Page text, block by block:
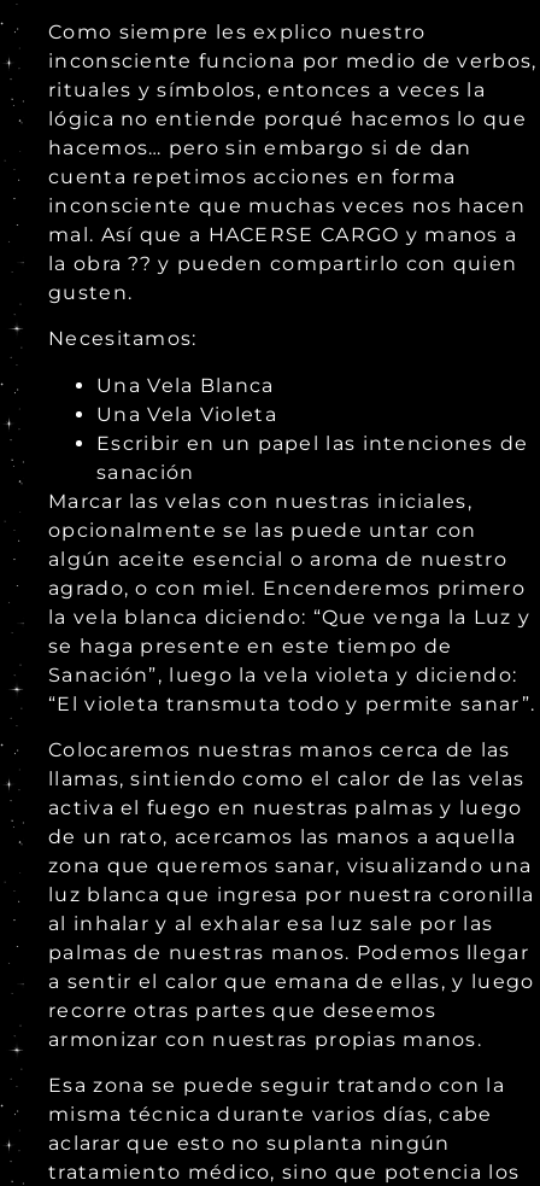
Como siempre les explico nuestro
inconsciente funciona por medio de verbos,
rituales y símbolos, entonces a veces la
lógica no entiende porqué hacemos lo que
hacemos… pero sin embargo si de dan
cuenta repetimos acciones en forma
inconsciente que muchas veces nos hacen
mal. Así que a HACERSE CARGO y manos a
la obra ?? y pueden compartirlo con quien
gusten.
Necesitamos:
Una Vela Blanca
Una Vela Violeta
Escribir en un papel las intenciones de
sanación
Marcar las velas con nuestras iniciales,
opcionalmente se las puede untar con
algún aceite esencial o aroma de nuestro
agrado, o con miel. Encenderemos primero
la vela blanca diciendo: “Que venga la Luz y
se haga presente en este tiempo de
Sanación”, luego la vela violeta y diciendo:
“El violeta transmuta todo y permite sanar”.
Colocaremos nuestras manos cerca de las
llamas, sintiendo como el calor de las velas
activa el fuego en nuestras palmas y luego
de un rato, acercamos las manos a aquella
zona que queremos sanar, visualizando una
luz blanca que ingresa por nuestra coronilla
al inhalar y al exhalar esa luz sale por las
palmas de nuestras manos. Podemos llegar
a sentir el calor que emana de ellas, y luego
recorre otras partes que deseemos
armonizar con nuestras propias manos.
Esa zona se puede seguir tratando con la
misma técnica durante varios días, cabe
aclarar que esto no suplanta ningún
tratamiento médico, sino que potencia los